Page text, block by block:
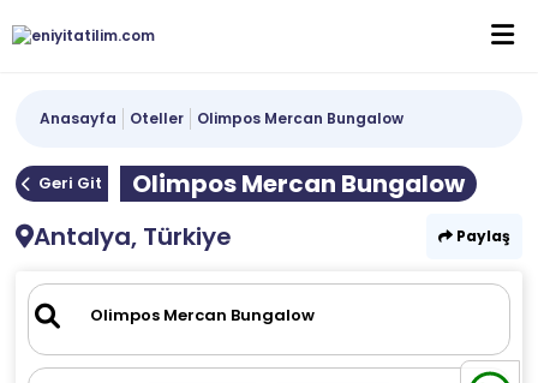
Anasayfa Oteller Olimpos Mercan Bungalow
Geri Git
Olimpos Mercan Bungalow
Antalya, Türkiye
Paylaş